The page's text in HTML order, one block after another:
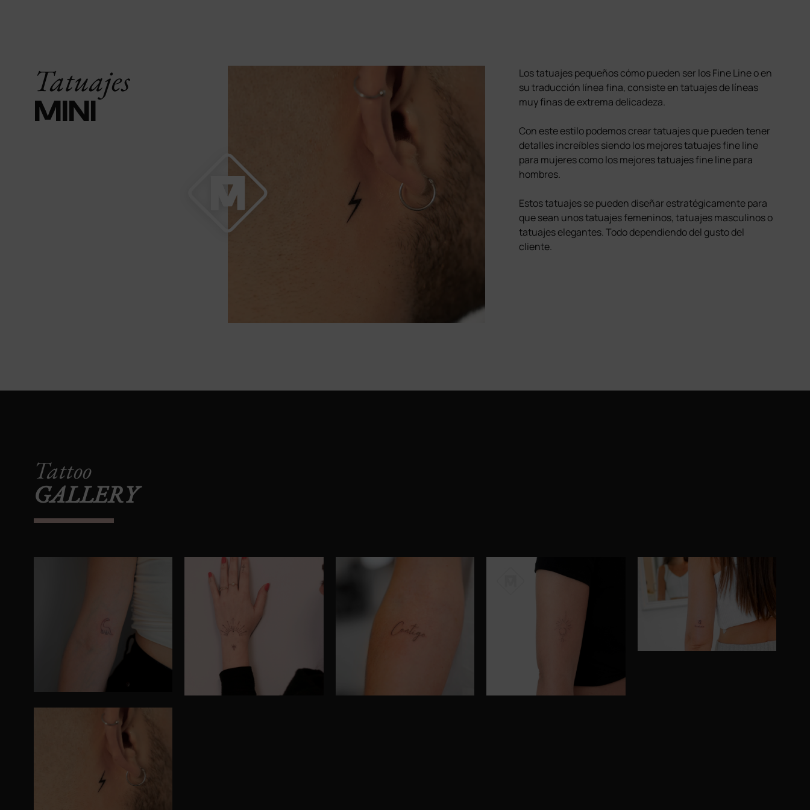
Tatuajes
MINI
Los tatuajes pequeños cómo pueden ser los Fine Line o en
su traducción línea fina, consiste en tatuajes de líneas
muy finas de extrema delicadeza.
Con este estilo podemos crear tatuajes que pueden tener
detalles increíbles siendo los mejores tatuajes fine line
para mujeres como los mejores tatuajes fine line para
hombres.
Estos tatuajes se pueden diseñar estratégicamente para
que sean unos tatuajes femeninos, tatuajes masculinos o
tatuajes elegantes. Todo dependiendo del gusto del
cliente.
Tattoo
GALLERY